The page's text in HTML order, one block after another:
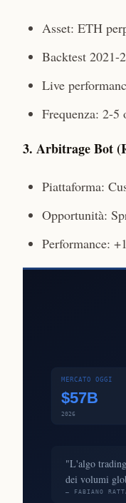
Asset: ETH
Backtest 2021-
Live
Frequenza: 2-5
3. Arbitrage Bot
Piattaforma:
Opportunità:
Performance: